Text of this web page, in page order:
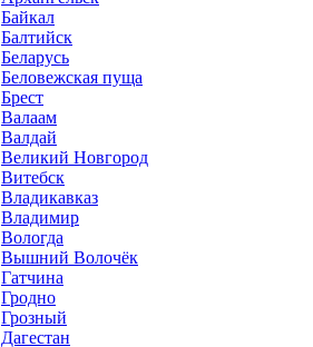
Байкал
Балтийск
Беларусь
Беловежская пуща
Брест
Валаам
Валдай
Великий Новгород
Витебск
Владикавказ
Владимир
Вологда
Вышний Волочёк
Гатчина
Гродно
Грозный
Дагестан